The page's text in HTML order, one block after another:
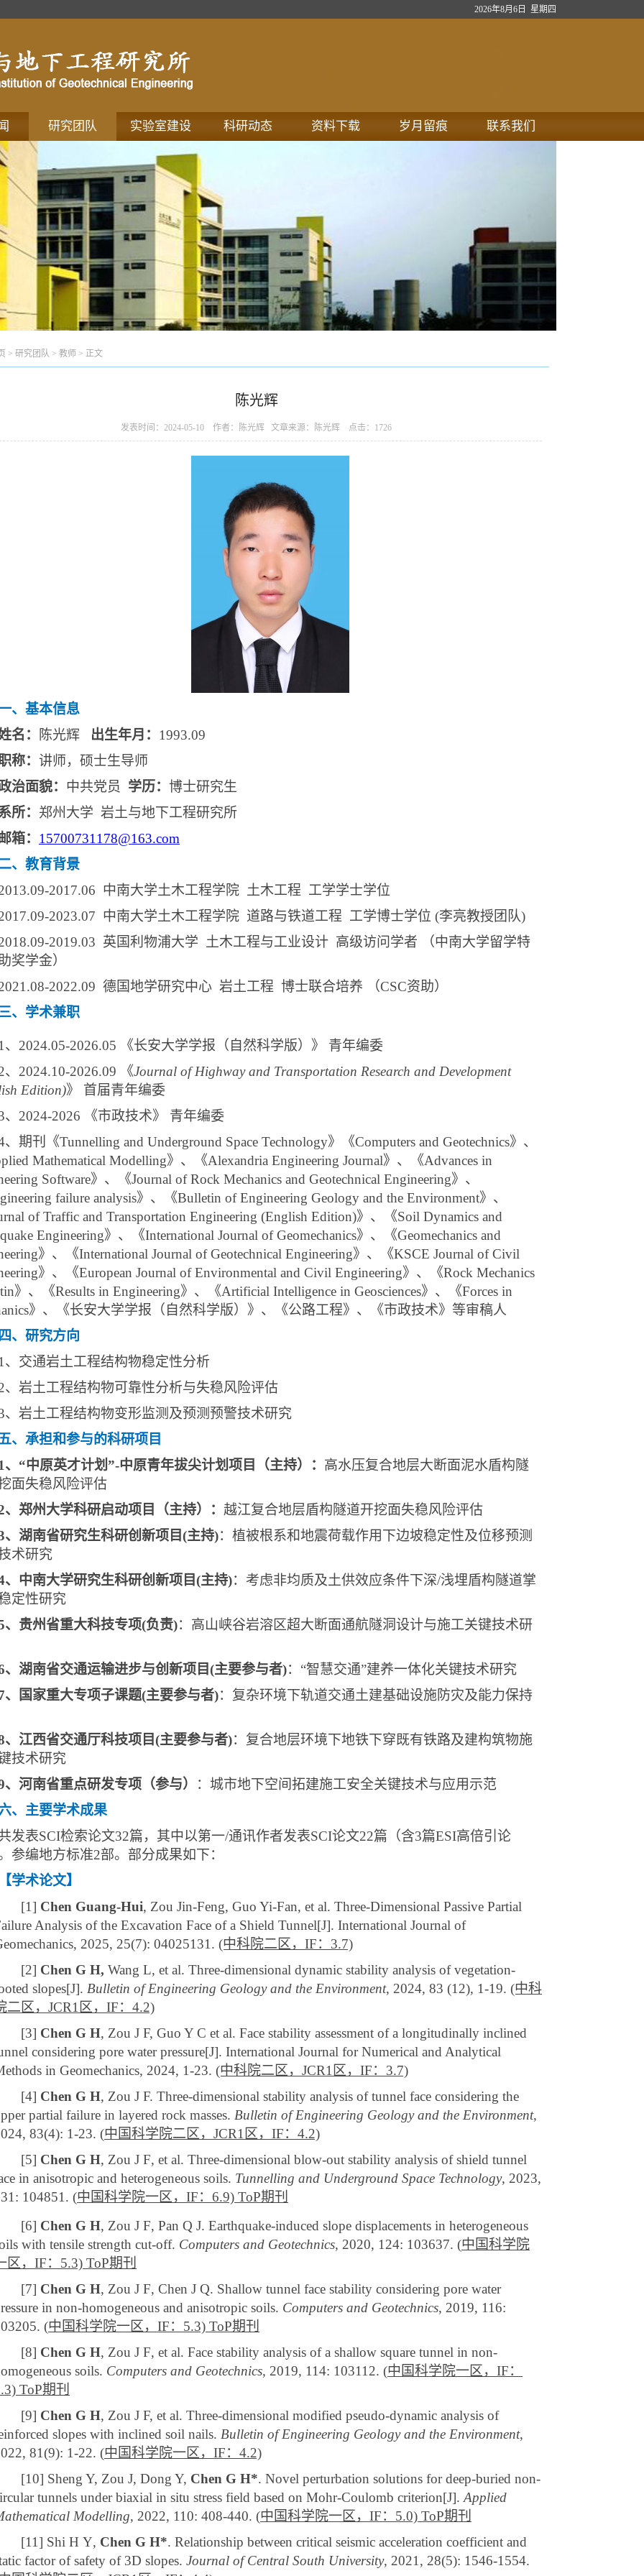
2026年8月6日 星期四
研究团队 实验室建设 科研动态 资料下载 岁月留痕 联系我们
> 研究团队 > 教师 > 正文
陈光辉
发表时间：2024-05-10 作者：陈光辉 文章来源：陈光辉 点击： 1726
、基本信息
名：
陈光辉 出生年月： 1993.09
称： 讲师，硕士生导师
治面貌： 中共党员 学历： 博士研究生
所： 郑州大学 岩土与地下工程研究所
箱： 15700731178@163.com
、教育背景
2017.06 中南大学土木工程学院 土木工程 工学学士学位
2023.07 中南大学土木工程学院 道路与铁道工程 工学博士学位 (李亮教授团队)
2019.03 英国利物浦大学 土木工程与工业设计 高级访问学者 （中南大学留学特
奖学金）
2022.09 德国地学研究中心 岩土工程 博士联合培养 （CSC资助）
、学术兼职
、2024.05-2026.05 《长安大学学报（自然科学版）》 青年编委
、2024.10-2026.09 《Journal of Highway and Transportation Research and Development
Edition)》 首届青年编委
、2024-2026 《市政技术》 青年编委
、期刊《Tunnelling and Underground Space Technology》《Computers and Geotechnics》、
Mathematical Modelling》、《Alexandria Engineering Journal》、《Advances in
Software》、《Journal of Rock Mechanics and Geotechnical Engineering》、
failure analysis》、《Bulletin of Engineering Geology and the Environment》、
of Traffic and Transportation Engineering (English Edition)》、《Soil Dynamics and
Engineering》、《International Journal of Geomechanics》、《Geomechanics and
》、《International Journal of Geotechnical Engineering》、《KSCE Journal of Civil
》、《European Journal of Environmental and Civil Engineering》、《Rock Mechanics
》、《Results in Engineering》、《Artificial Intelligence in Geosciences》、《Forces in
》、《长安大学学报（自然科学版）》、《公路工程》、《市政技术》等审稿人
、研究方向
、交通岩土工程结构物稳定性分析
、岩土工程结构物可靠性分析与失稳风险评估
、岩土工程结构物变形监测及预测预警技术研究
、承担和参与的科研项目
、“中原英才计划”-中原青年拔尖计划项目（主持）： 高水压复合地层大断面泥水盾构隧
面失稳风险评估
、 郑州大学科研启动项目（主持）： 越江复合地层盾构隧道开挖面失稳风险评估
、湖南省研究生科研创新项目(主持)：植被根系和地震荷载作用下边坡稳定性及位移预测
术研究
、中南大学研究生科研创新项目(主持)：考虑非均质及土供效应条件下深/浅埋盾构隧道掌
定性研究
、贵州省重大科技专项(负责)：高山峡谷岩溶区超大断面通航隧洞设计与施工关键技术研
、湖南省交通运输进步与创新项目(主要参与者)：“智慧交通”建养一体化关键技术研究
、国家重大专项子课题(主要参与者)：复杂环境下轨道交通土建基础设施防灾及能力保持
、江西省交通厅科技项目(主要参与者)：复合地层环境下地铁下穿既有铁路及建构筑物施
技术研究
、河南省重点研发专项（参与）
：城市地下空间拓建施工安全关键技术与应用示范
、主要学术成果
发表SCI检索论文32篇，其中以第一/通讯作者发表SCI论文22篇（含3篇ESI高倍引论
参编地方标准2部。部分成果如下：
学术论文】
[1] Chen Guang-Hui, Zou Jin-Feng, Guo Yi-Fan, et al. Three-Dimensional Passive Partial
Analysis of the Excavation Face of a Shield Tunnel[J]. International Journal of
2025, 25(7): 04025131. (中科院二区，IF：3.7)
[2] Chen G H, Wang L, et al. Three-dimensional dynamic stability analysis of vegetation-
slopes[J]. Bulletin of Engineering Geology and the Environment, 2024, 83 (12), 1-19. (中科
二区，JCR1区，IF：4.2)
[3] Chen G H, Zou J F, Guo Y C et al. Face stability assessment of a longitudinally inclined
considering pore water pressure[J]. International Journal for Numerical and Analytical
in Geomechanics, 2024, 1-23. (中科院二区，JCR1区，IF：3.7)
[4] Chen G H, Zou J F. Three-dimensional stability analysis of tunnel face considering the
partial failure in layered rock masses. Bulletin of Engineering Geology and the Environment,
83(4): 1-23. (中国科学院二 区 ， JCR1 区 ， IF： 4.2)
[5] Chen G H, Zou J F, et al. Three-dimensional blow-out stability analysis of shield tunnel
in anisotropic and heterogeneous soils. Tunnelling and Underground Space Technology, 2023,
104851. (中国科学院一区， IF： 6.9) ToP期刊
[6] Chen G H, Zou J F, Pan Q J. Earthquake-induced slope displacements in heterogeneous
with tensile strength cut-off. Computers and Geotechnics, 2020, 124: 103637. (中国科学院
区， IF： 5.3) ToP期刊
[7] Chen G H, Zou J F, Chen J Q. Shallow tunnel face stability considering pore water
in non-homogeneous and anisotropic soils. Computers and Geotechnics, 2019, 116:
(中国科学院一区， IF： 5.3) ToP期刊
[8] Chen G H, Zou J F, et al. Face stability analysis of a shallow square tunnel in non-
soils. Computers and Geotechnics, 2019, 114: 103112. (中国科学院一区， IF：
ToP期刊
[9] Chen G H, Zou J F, et al. Three-dimensional modified pseudo-dynamic analysis of
slopes with inclined soil nails. Bulletin of Engineering Geology and the Environment,
81(9): 1-22. (中国科学院一区， IF： 4.2)
[10] Sheng Y, Zou J, Dong Y, Chen G H*. Novel perturbation solutions for deep-buried non-
tunnels under biaxial in situ stress field based on Mohr-Coulomb criterion[J]. Applied
Modelling, 2022, 110: 408-440. (中国科学院一区， IF： 5.0) ToP期刊
[11] Shi H Y, Chen G H*. Relationship between critical seismic acceleration coefficient and
factor of safety of 3D slopes. Journal of Central South University, 2021, 28(5): 1546-1554.